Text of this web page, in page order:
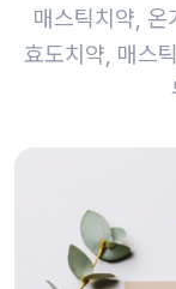
매스틱치약, 온
효도치약, 매스